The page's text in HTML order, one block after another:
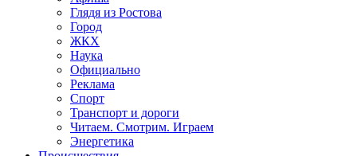
Глядя из Ростова
Город
ЖКХ
Наука
Официально
Реклама
Спорт
Транспорт и дороги
Читаем. Смотрим. Играем
Энергетика